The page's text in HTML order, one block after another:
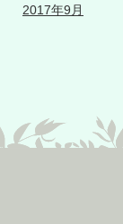
2017年9月